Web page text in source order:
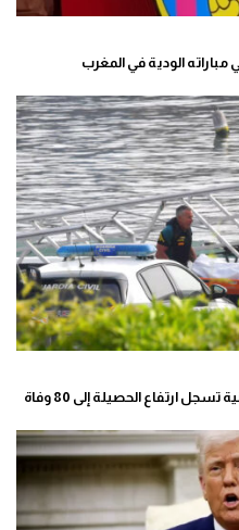
الودية في المغرب
ارتفاع الحصيلة إلى 80 وفاة